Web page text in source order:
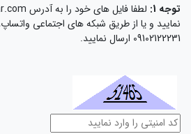
توجه 1:
نمایید و یا از طریق شبکه های اجتماعی
09102122231 ارسال نمایید.